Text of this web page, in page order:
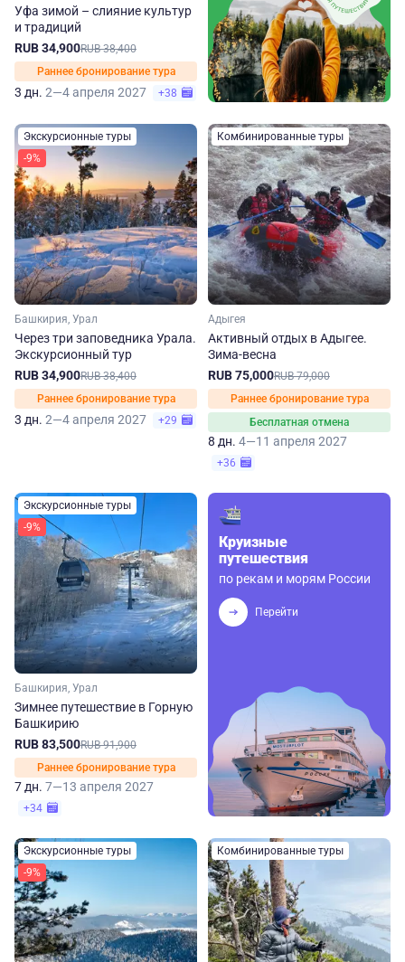
Уфа зимой – слияние культур
и традиций
RUB 34,900RUB 38,400
Раннее бронирование тура
3 дн. 2—4 апреля 2027 +38
Экскурсионные туры
-9%
Башкирия, Урал
Через три заповедника Урала.
Экскурсионный тур
RUB 34,900RUB 38,400
Раннее бронирование тура
3 дн. 2—4 апреля 2027 +29
Комбинированные туры
Адыгея
Активный отдых в Адыгее.
Зима-весна
RUB 75,000RUB 79,000
Раннее бронирование тура
Бесплатная отмена
8 дн. 4—11 апреля 2027
+36
Экскурсионные туры
-9%
Башкирия, Урал
Зимнее путешествие в Горную
Башкирию
RUB 83,500RUB 91,900
Раннее бронирование тура
7 дн. 7—13 апреля 2027
+34
Круизные
путешествия
по рекам и морям России
Перейти
Экскурсионные туры
-9%
Комбинированные туры